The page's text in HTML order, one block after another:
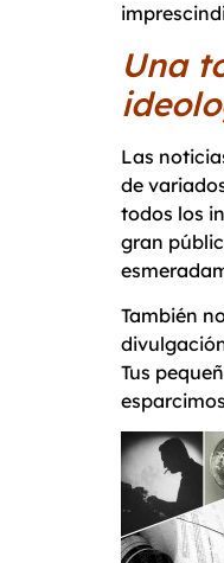
Las
de
todos los
gran
También
Tus